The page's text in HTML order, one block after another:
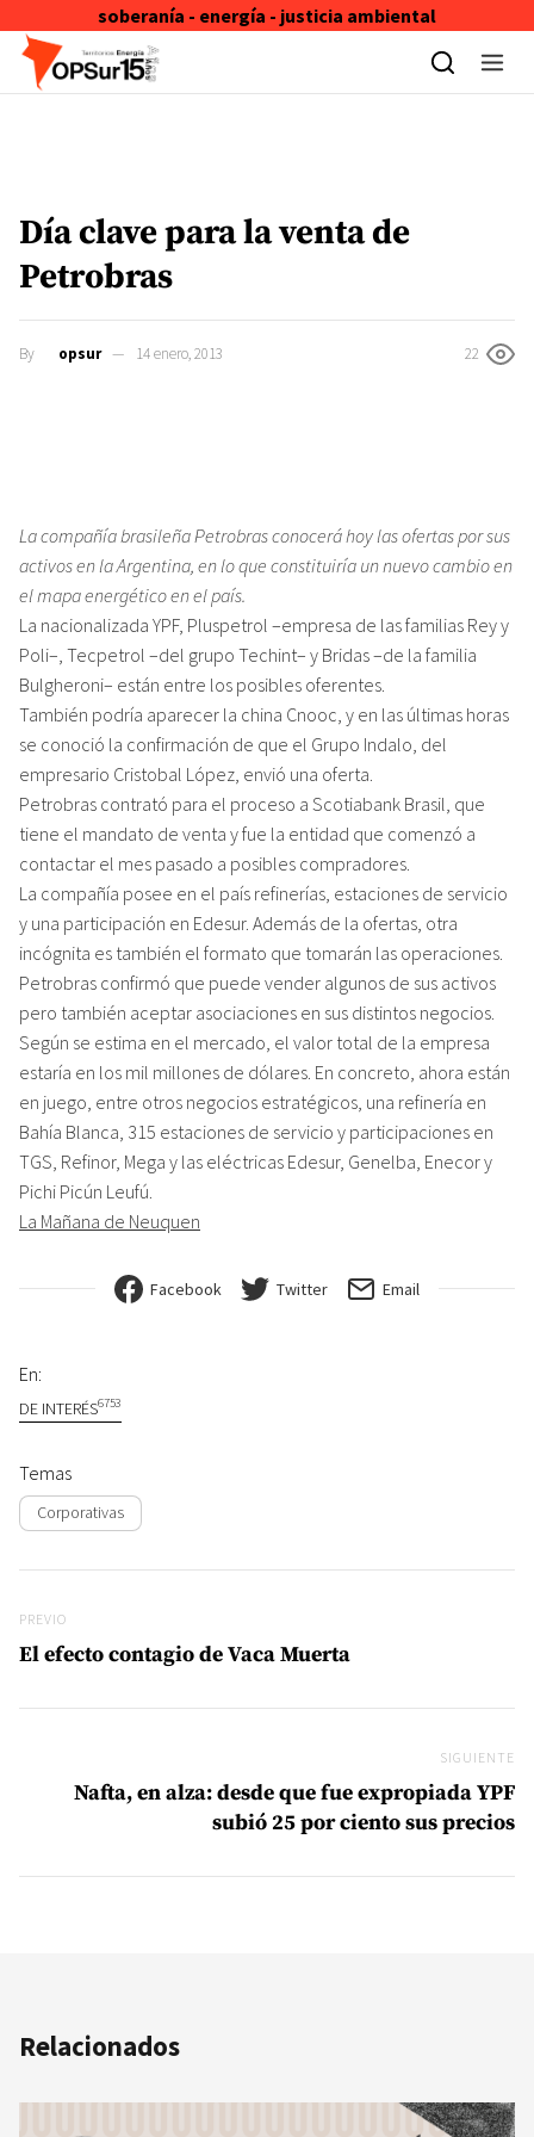
soberanía - energía - justicia ambiental
Skip to content
Día clave para la venta de
Petrobras
By opsur 14 enero, 2013 22
La compañía brasileña Petrobras conocerá hoy las ofertas por sus
activos en la Argentina, en lo que constituiría un nuevo cambio en
el mapa energético en el país.
La nacionalizada YPF, Pluspetrol –empresa de las familias Rey y
Poli–, Tecpetrol –del grupo Techint– y Bridas –de la familia
Bulgheroni– están entre los posibles oferentes.
También podría aparecer la china Cnooc, y en las últimas horas
se conoció la confirmación de que el Grupo Indalo, del
empresario Cristobal López, envió una oferta.
Petrobras contrató para el proceso a Scotiabank Brasil, que
tiene el mandato de venta y fue la entidad que comenzó a
contactar el mes pasado a posibles compradores.
La compañía posee en el país refinerías, estaciones de servicio
y una participación en Edesur. Además de la ofertas, otra
incógnita es también el formato que tomarán las operaciones.
Petrobras confirmó que puede vender algunos de sus activos
pero también aceptar asociaciones en sus distintos negocios.
Según se estima en el mercado, el valor total de la empresa
estaría en los mil millones de dólares. En concreto, ahora están
en juego, entre otros negocios estratégicos, una refinería en
Bahía Blanca, 315 estaciones de servicio y participaciones en
TGS, Refinor, Mega y las eléctricas Edesur, Genelba, Enecor y
Pichi Picún Leufú.
La Mañana de Neuquen
Facebook Twitter Email
En:
DE INTERÉS6753
Temas
Corporativas
Previo
PREVIO
El efecto contagio de Vaca Muerta
SIGUIENTE
Nafta, en alza: desde que fue expropiada YPF
subió 25 por ciento sus precios
Relacionados